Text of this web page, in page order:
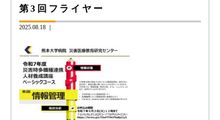
第3回フライヤー
2025.08.18 ｜